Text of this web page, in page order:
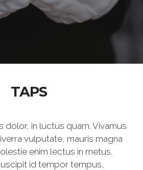
TAPS
dolor, in luctus quam. Vivamus
vulputate, mauris magna
enim lectus in metus.
id tempor tempus,